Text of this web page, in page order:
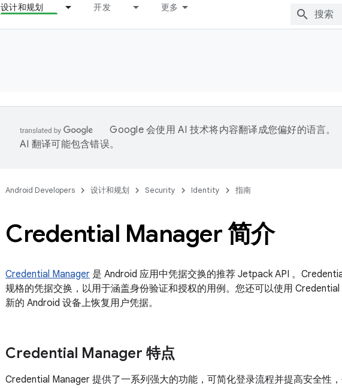
设计和规划 开发 更多
Google 会使用 AI 技术将内容翻译成您偏好的语言。
AI 翻译可能包含错误。
Android Developers 设计和规划 Security Identity 指南
Credential Manager 简介
Credential Manager 是 Android 应用中凭据交换的推荐 Jetpack API 。
规格的凭据交换，以用于涵盖身份验证和授权的用例。您还可以使用
新的 Android 设备上恢复用户凭据。
Credential Manager 特点
Credential Manager 提供了一系列强大的功能，可简化登录流程并提高安全性，